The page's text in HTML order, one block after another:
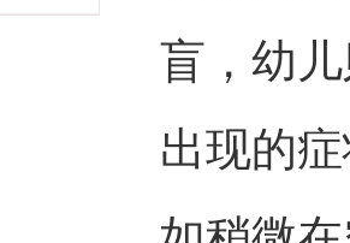
盲，幼
出现的